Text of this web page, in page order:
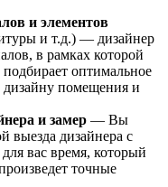
и элементов
и т.д.) — дизайнер
в рамках которой
оптимальное
помещения и
и замер — Вы
выезда дизайнера с
вас время, который
точные